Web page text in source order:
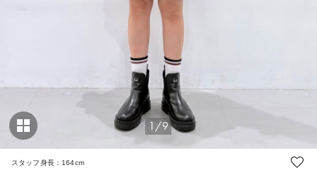
1/9
スタッフ身長：164cm